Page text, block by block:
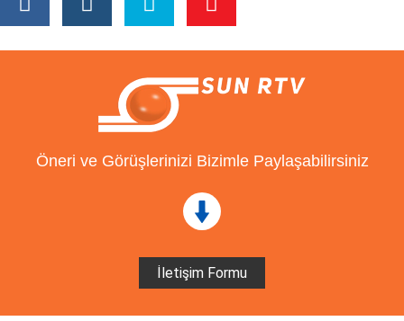
Öneri ve Görüşlerinizi Bizimle Paylaşabilirsiniz
İletişim Formu